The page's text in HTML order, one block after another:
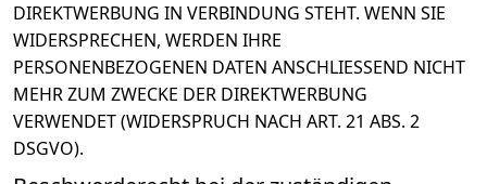
DIREKTWERBUNG IN VERBINDUNG STEHT. WENN SIE
WIDERSPRECHEN, WERDEN IHRE
PERSONENBEZOGENEN DATEN ANSCHLIESSEND NICHT
MEHR ZUM ZWECKE DER DIREKTWERBUNG
VERWENDET (WIDERSPRUCH NACH ART. 21 ABS. 2
DSGVO).